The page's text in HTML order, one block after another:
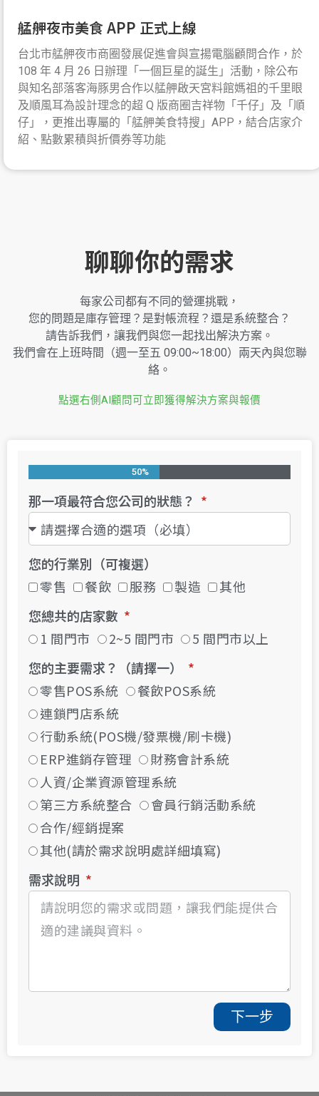
艋舺夜市美食 APP 正式上線
台北市艋舺夜市商圈發展促進會與宣揚電腦顧問合作，於
108 年 4 月 26 日辦理「一個巨星的誕生」活動，除公布
與知名部落客海豚男合作以艋舺啟天宮料館媽祖的千里眼
及順風耳為設計理念的超 Q 版商圈吉祥物「千仔」及「順
仔」，更推出專屬的「艋舺美食特搜」APP，結合店家介
紹、點數累積與折價券等功能
聊聊你的需求
每家公司都有不同的營運挑戰，
您的問題是庫存管理？是對帳流程？還是系統整合？
請告訴我們，讓我們與您一起找出解決方案。
我們會在上班時間（週一至五 09:00~18:00）兩天內與您聯
絡。
點選右側AI顧問可立即獲得解決方案與報價
50%
那一項最符合您公司的狀態？
您的行業別（可複選）
零售
餐飲 服務 製造
其他
您總共的店家數
1 間門市
2~5 間門市
5 間門市以上
您的主要需求？（請擇一）
零售POS系統
餐飲POS系統
連鎖門店系統
行動系統(POS機/發票機/刷卡機)
ERP進銷存管理
財務會計系統
人資/企業資源管理系統
第三方系統整合
會員行銷活動系統
合作/經銷提案
其他(請於需求說明處詳細填寫)
需求說明
下一步